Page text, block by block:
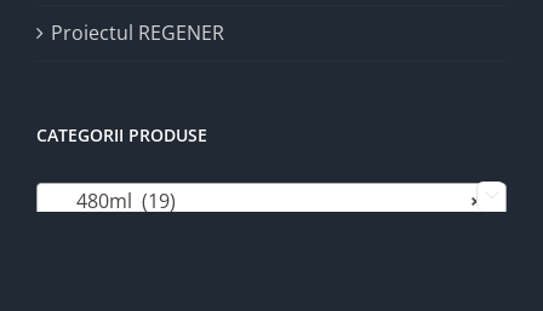
Proiectul REGENER
CATEGORII PRODUSE
×
480ml (19) 